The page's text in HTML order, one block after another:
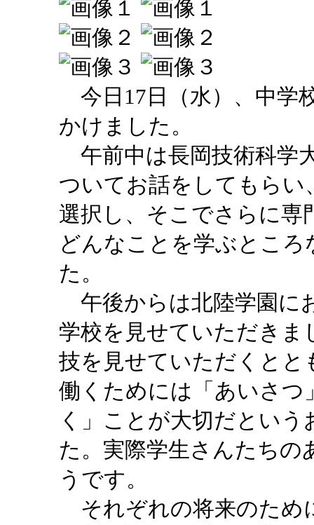
今日17日（水）、中学
かけました。
午前中は長岡技術科学
ついてお話をしてもらい
選択し、そこでさらに専
どんなことを学ぶとこ
た。
午後からは北陸学園に
学校を見せていただきま
技を見せていただくとと
働くためには「あいさつ
く」ことが大切だとい
た。実際学生さんたち
うです。
それぞれの将来のため